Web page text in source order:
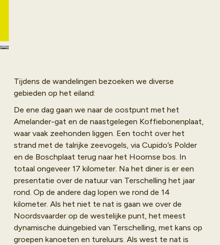
Tijdens de wandelingen bezoeken we diverse
gebieden op het eiland:
De ene dag gaan we naar de oostpunt met het
Amelander-gat en de naastgelegen Koffiebonenplaat,
waar vaak zeehonden liggen. Een tocht over het
strand met de talrijke zeevogels, via Cupido’s Polder
en de Boschplaat terug naar het Hoornse bos. In
totaal ongeveer 17 kilometer. Na het diner is er een
presentatie over de natuur van Terschelling het jaar
rond. Op de andere dag lopen we rond de 14
kilometer. Als het niet te nat is gaan we over de
Noordsvaarder op de westelijke punt, het meest
dynamische duingebied van Terschelling, met kans op
groepen kanoeten en tureluurs. Als west te nat is